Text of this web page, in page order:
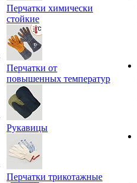
Перчатки химически
стойкие
Перчатки от
повышенных температур
Рукавицы
Перчатки трикотажные